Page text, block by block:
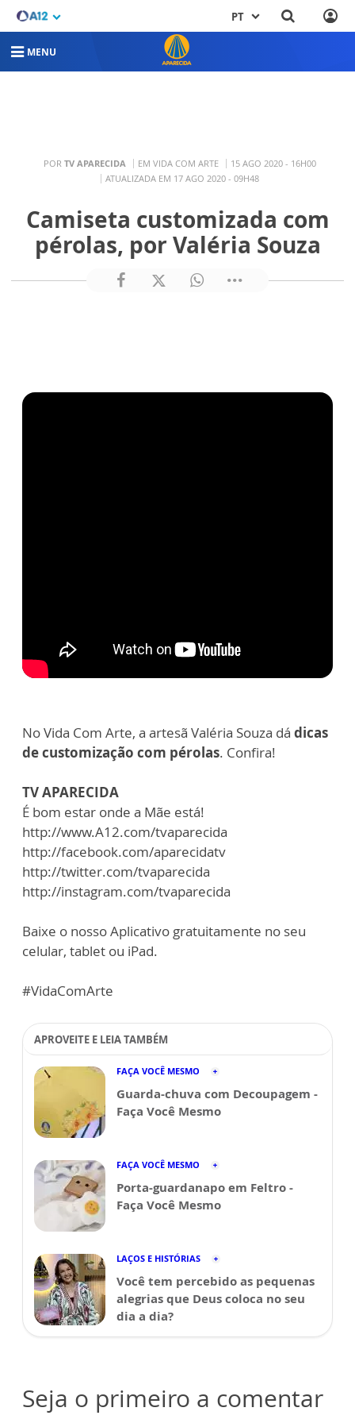
PT
MENU
POR TV APARECIDA EM VIDA COM ARTE
15 AGO 2020 - 16H00
ATUALIZADA EM 17 AGO 2020 - 09H48
Camiseta customizada com
pérolas, por Valéria Souza
No Vida Com Arte, a artesã Valéria Souza dá dicas
de customização com pérolas. Confira!
TV APARECIDA
É bom estar onde a Mãe está!
http://www.A12.com/tvaparecida
http://facebook.com/aparecidatv
http://twitter.com/tvaparecida
http://instagram.com/tvaparecida
Baixe o nosso Aplicativo gratuitamente no seu
celular, tablet ou iPad.
#VidaComArte
APROVEITE E LEIA TAMBÉM
FAÇA VOCÊ MESMO
Guarda-chuva com Decoupagem -
Faça Você Mesmo
FAÇA VOCÊ MESMO
Porta-guardanapo em Feltro -
Faça Você Mesmo
LAÇOS E HISTÓRIAS
Você tem percebido as pequenas
alegrias que Deus coloca no seu
dia a dia?
Seja o primeiro a comentar